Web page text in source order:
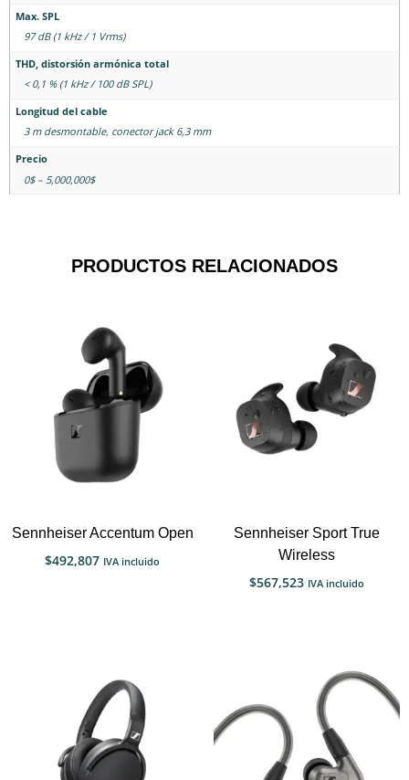
Max. SPL
97 dB (1 kHz / 1 Vrms)
THD, distorsión armónica total
< 0,1 % (1 kHz / 100 dB SPL)
Longitud del cable
3 m desmontable, conector jack 6,3 mm
Precio
0$ – 5,000,000$
PRODUCTOS RELACIONADOS
Sennheiser Accentum Open
$492,807 IVA incluido
Sennheiser Sport True
Wireless
$567,523 IVA incluido